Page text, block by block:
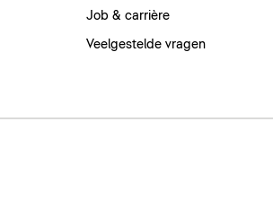
Job & carrière
Veelgestelde vragen